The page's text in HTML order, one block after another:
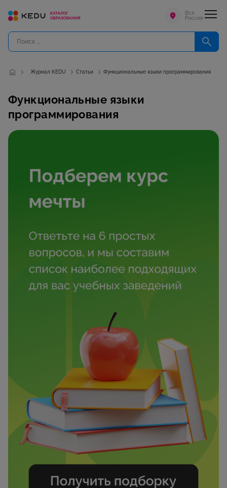
Вся
Россия
Журнал KEDU Статьи Функциональные языки программирования
Функциональные языки
программирования